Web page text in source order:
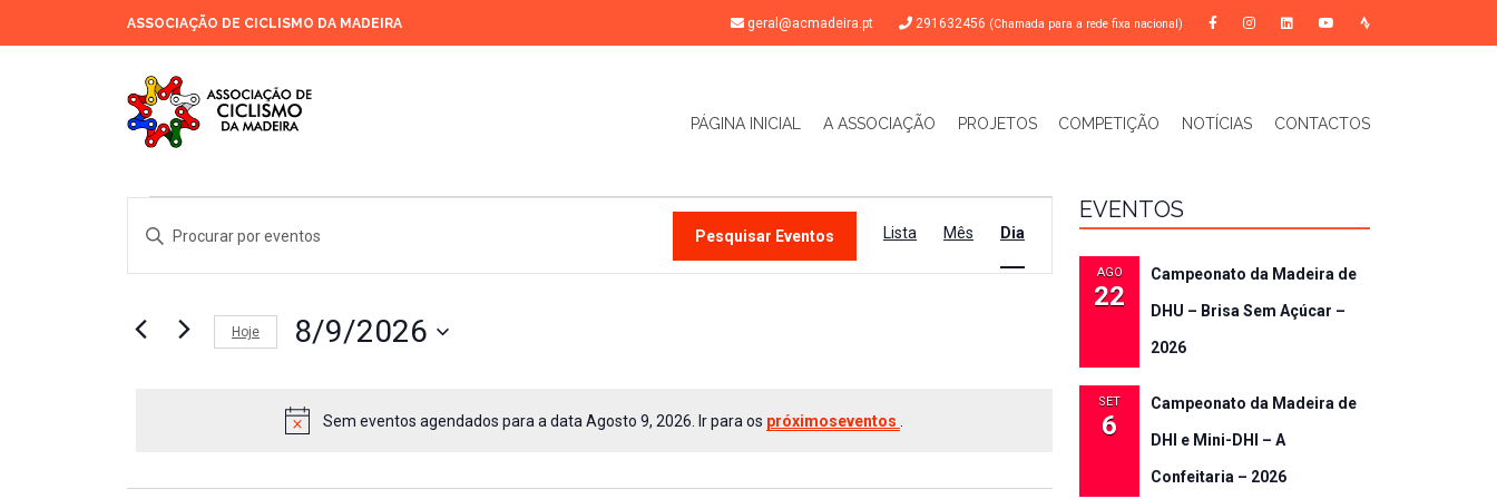
ASSOCIAÇÃO DE CICLISMO DA MADEIRA geral@acmadeira.pt 291632456 (Chamada para a rede fixa nacional)
PÁGINA INICIAL A ASSOCIAÇÃO PROJETOS COMPETIÇÃO NOTÍCIAS CONTACTOS
EVENTOS
FOR
AGOSTO
Aviso
Sem eventos agendados para a data Agosto 9, 2026. Ir para os próximoseventos
DE
PESQUISA
VISUALIZAÇÃO
Digite
palavra-
Procure
Pesquisar Eventos
NAVEGAÇÃO
DE
VISUALIZAÇÃO
Lista Mês Dia
Hoje 8/9/2026
data.
EVENTOS
AGO
22
Campeonato da Madeira de
DHU – Brisa Sem Açúcar –
2026
SET
6
Campeonato da Madeira de
DHI e Mini-DHI – A
Confeitaria – 2026